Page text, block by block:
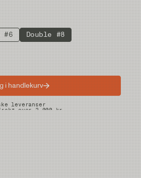
#6 Double #8
i handlekurv
leveranser
over 2.000 kr